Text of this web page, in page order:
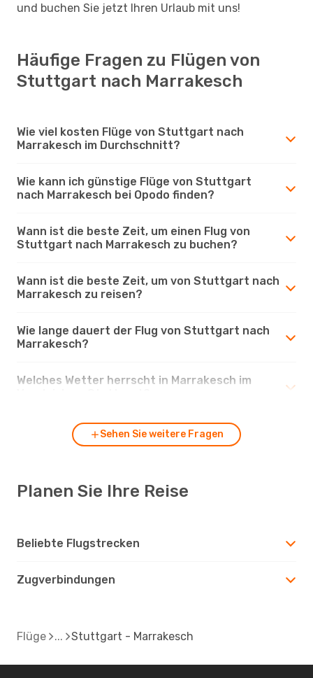
und buchen Sie jetzt Ihren Urlaub mit uns!
Häufige Fragen zu Flügen von
Stuttgart nach Marrakesch
Wie viel kosten Flüge von Stuttgart nach
Marrakesch im Durchschnitt?
Wie kann ich günstige Flüge von Stuttgart
nach Marrakesch bei Opodo finden?
Wann ist die beste Zeit, um einen Flug von
Stuttgart nach Marrakesch zu buchen?
Wann ist die beste Zeit, um von Stuttgart nach
Marrakesch zu reisen?
Wie lange dauert der Flug von Stuttgart nach
Marrakesch?
Welches Wetter herrscht in Marrakesch im
Sehen Sie weitere Fragen
Planen Sie Ihre Reise
Beliebte Flugstrecken
Zugverbindungen
Flüge Stuttgart - Marrakesch